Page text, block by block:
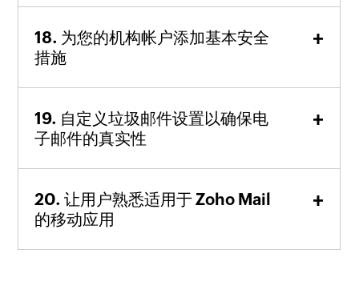
为您的机构帐户添加基本安全
措施
自定义垃圾邮件设置以确保电
子邮件的真实性
让用户熟悉适用于 Zoho Mail
的移动应用